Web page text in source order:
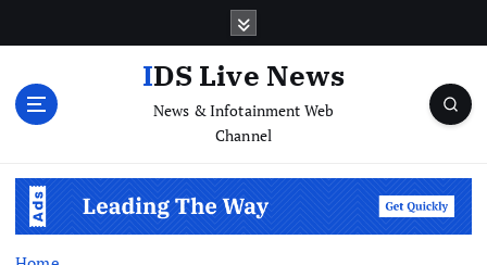
IDS Live News
News & Infotainment Web
Channel